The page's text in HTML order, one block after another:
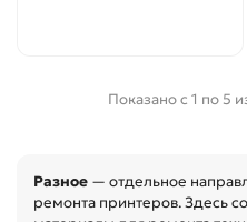
Показано с 1 по 5
Разное — отдельное
ремонта принтеров. Здесь